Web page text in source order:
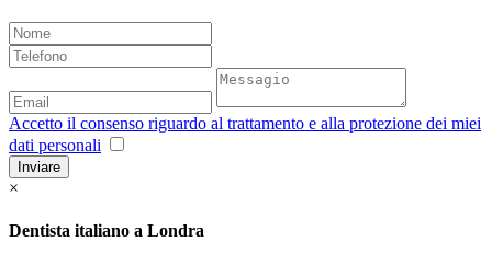
Accetto il consenso riguardo al trattamento e alla protezione dei miei
dati personali
Inviare
×
Dentista italiano a Londra